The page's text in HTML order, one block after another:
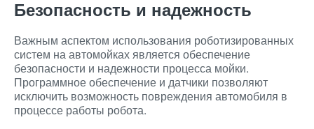
Безопасность и надежность
Важным аспектом использования роботизированных
систем на автомойках является обеспечение
безопасности и надежности процесса мойки.
Программное обеспечение и датчики позволяют
исключить возможность повреждения автомобиля в
процессе работы робота.